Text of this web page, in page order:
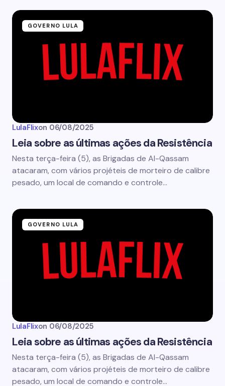
GOVERNO LULA
LulaFlixon 06/08/2025
Leia sobre as últimas ações da Resistência
Nesta terça-feira (5), as Brigadas de Al-Qassam
atacaram, com vários projéteis de morteiro de calibre
pesado, um local de comando e controle…
GOVERNO LULA
LulaFlixon 06/08/2025
Leia sobre as últimas ações da Resistência
Nesta terça-feira (5), as Brigadas de Al-Qassam
atacaram, com vários projéteis de morteiro de calibre
pesado, um local de comando e controle…